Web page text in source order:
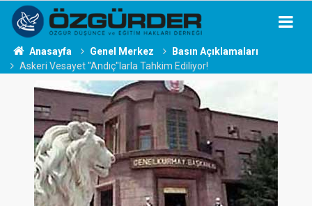
Anasayfa Genel Merkez
Basın Açıklamaları
Askeri Vesayet "Andıç"larla Tahkim Ediliyor!